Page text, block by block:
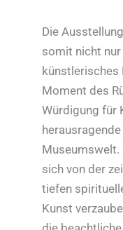
Die
somit nicht nur
künstlerisches
Moment des
Würdigung für
Museumswelt.
sich von der
tiefen
Kunst